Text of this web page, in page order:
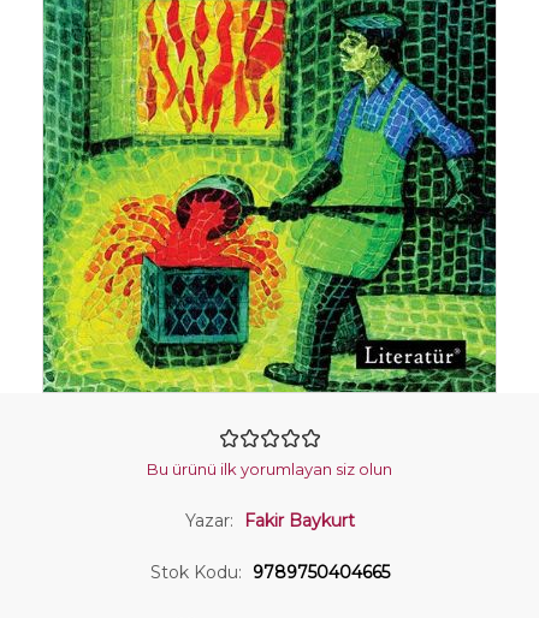
Bu ürünü ilk yorumlayan siz olun
Yazar: Fakir Baykurt
Stok Kodu: 9789750404665